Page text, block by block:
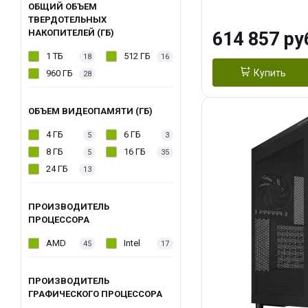
ОБЩИЙ ОБЪЕМ
ТВЕРДОТЕЛЬНЫХ
НАКОПИТЕЛЕЙ (ГБ)
1 ТБ 18 512 ГБ 16
960 ГБ 28
ОБЪЕМ ВИДЕОПАМЯТИ (ГБ)
4 ГБ 5 6 ГБ 3
8 ГБ 5 16 ГБ 35
24 ГБ 13
ПРОИЗВОДИТЕЛЬ
ПРОЦЕССОРА
AMD 45 Intel 17
ПРОИЗВОДИТЕЛЬ
ГРАФИЧЕСКОГО ПРОЦЕССОРА
Turbo/ 1 ТБ
614 857
Купить